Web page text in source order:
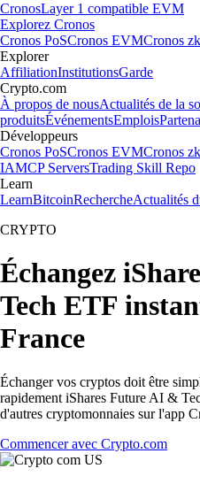
CronosLayer 1 compatible EVM
Explorez Cronos
Cronos PoSCronos EVMCronos
Explorer
AffiliationInstitutionsGarde
Crypto.com
À propos de nousActualités de la
produitsÉvénementsEmplois
Développeurs
Cronos PoSCronos EVMCronos
IAMCP ServersTrading Skill Repo
Learn
LearnBitcoinRechercheActualités
CRYPTO
Échangez
Tech ETF
France
Échanger vos cryptos doit être
rapidement iShares Future AI &
d'autres cryptomonnaies sur l'app
Commencer avec Crypto.com